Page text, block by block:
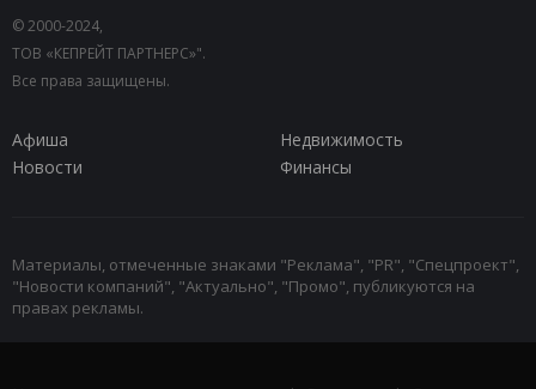
© 2000-2024,
ТОВ «КЕПРЕЙТ ПАРТНЕРС»".
Все права защищены.
Афиша
Недвижимость
Новости
Финансы
Материалы, отмеченные знаками "Реклама", "PR", "Спецпроект",
"Новости компаний", "Актуально", "Промо", публикуются на
правах рекламы.